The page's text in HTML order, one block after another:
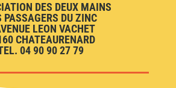
DES DEUX MAINS
PASSAGERS DU ZINC
LEON VACHET
CHATEAURENARD
04 90 90 27 79